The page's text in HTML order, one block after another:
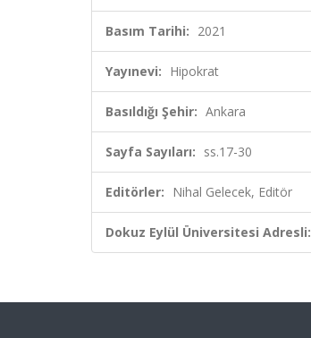
Basım Tarihi: 2021
Yayınevi: Hipokrat
Basıldığı Şehir: Ankara
Sayfa Sayıları: ss.17-30
Editörler: Nihal Gelecek, Editör
Dokuz Eylül Üniversitesi Adresli: